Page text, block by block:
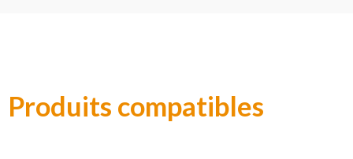
Produits compatibles